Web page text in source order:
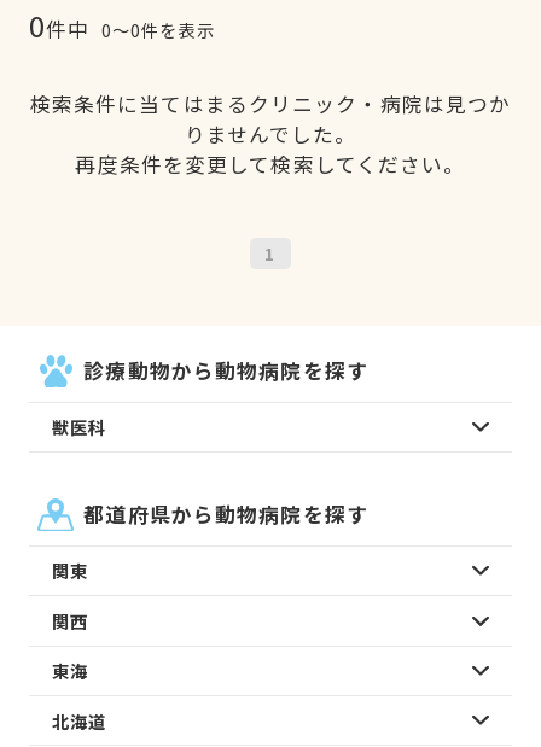
0件中 0〜0件を表示
検索条件に当てはまるクリニック・病院は見つか
りませんでした。
再度条件を変更して検索してください。
1
診療動物から動物病院を探す
獣医科
都道府県から動物病院を探す
関東
関西
東海
北海道